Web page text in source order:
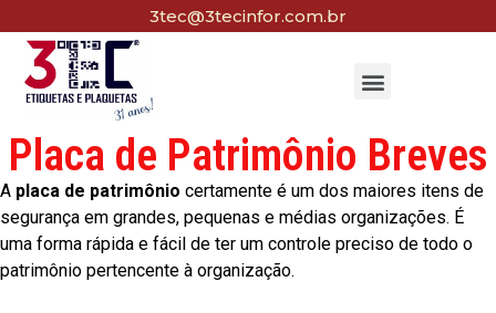
3tec@3tecinfor.com.br
Placa de Patrimônio Breves
A placa de patrimônio certamente é um dos maiores itens de
segurança em grandes, pequenas e médias organizações. É
uma forma rápida e fácil de ter um controle preciso de todo o
patrimônio pertencente à organização.